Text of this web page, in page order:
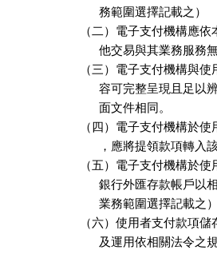
      務範圍選擇記載之）
（二）電子支付機構應
他交易與其業務服
（三）電子支付機構與
容可完整呈現且足
      面文件相同。
（四）電子支付機構於
，應將提領款項轉
（五）電子支付機構於
銀行外匯存款帳戶
      業務範圍選擇記載之）
（六）使用者支付款項
及運用依相關法令之